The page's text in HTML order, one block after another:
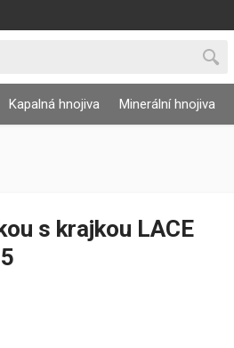
Kapalná hnojiva Minerální hnojiva
s krajkou LACE